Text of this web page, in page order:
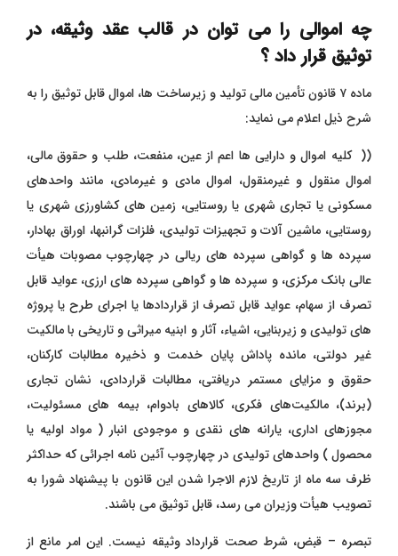
چه اموالی را می توان در قالب عقد وثیقه، در
توثیق قرار داد ؟
ماده ۷ قانون تأمین مالی تولید و زیرساخت ‌ها، اموال قابل توثیق را به
شرح ذیل اعلام می ‌نماید:
(( کلیه اموال و دارایی ‌ها اعم از عین، منفعت، طلب و حقوق مالی،
اموال منقول و غیرمنقول، اموال مادی و غیرمادی، مانند واحدهای
مسکونی یا تجاری شهری یا روستایی، زمین‌ های کشاورزی شهری یا
روستایی، ماشین‌ آلات و تجهیزات تولیدی، فلزات گرانبها، اوراق بهادار،
سپرده ‌ها و گواهی سپرده ‌های ریالی در چهارچوب مصوبات هیأت
عالی بانک مرکزی، و سپرده ‌ها و گواهی سپرده ‌های ارزی، عواید قابل
تصرف از سهام، عواید قابل تصرف از قراردادها یا اجرای طرح یا پروژه
های تولیدی و زیربنایی، اشیاء، آثار و ابنیه میراثی و تاریخی با مالکیت
غیر دولتی، مانده پاداش پایان خدمت و ذخیره مطالبات کارکنان،
حقوق و مزایای مستمر دریافتی، مطالبات قراردادی، نشان تجاری
(برند)، مالکیت‌های فکری، کالاهای بادوام، بیمه ‌های مسئولیت،
مجوزهای اداری، یارانه‌ های نقدی و موجودی انبار ( مواد اولیه یا
محصول ) واحدهای تولیدی در چهارچوب آئین ‌نامه اجرائی که حداکثر
ظرف سه ماه از تاریخ لازم ‌الاجرا شدن این قانون با پیشنهاد شورا به
تصویب هیأت وزیران می ‌رسد، قابل توثیق می ‌باشند.
تبصره – قبض، شرط صحت قرارداد وثیقه نیست. این امر مانع از